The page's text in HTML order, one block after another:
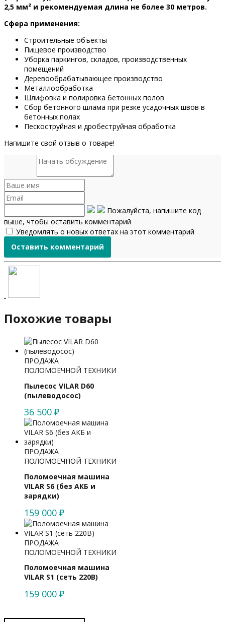
2,5 мм² и рекомендуемая длина не более 30 метров.
Сфера применения:
Строительные объекты
Пищевое производство
Уборка паркингов, складов, производственных
помещений
Деревообрабатывающее производство
Металлообработка
Шлифовка и полировка бетонных полов
Сбор бетонного шлама при резке усадочных швов в
бетонных полах
Пескоструйная и дробеструйная обработка
Напишите свой отзыв о товаре!
Пожалуйста, напишите код
выше, чтобы оставить комментарий
Уведомлять о новых ответах на этот комментарий
Похожие товары
ПРОДАЖА
ПОЛОМОЕЧНОЙ ТЕХНИКИ
Пылесос VILAR D60
(пылеводосос)
36 500 ₽
ПРОДАЖА
ПОЛОМОЕЧНОЙ ТЕХНИКИ
Поломоечная машина
VILAR S6 (без АКБ и
зарядки)
159 000 ₽
ПРОДАЖА
ПОЛОМОЕЧНОЙ ТЕХНИКИ
Поломоечная машина
VILAR S1 (сеть 220В)
159 000 ₽